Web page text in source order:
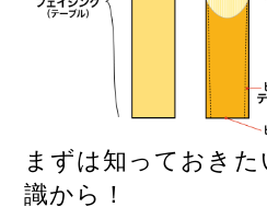
まずは知っておき
識から！